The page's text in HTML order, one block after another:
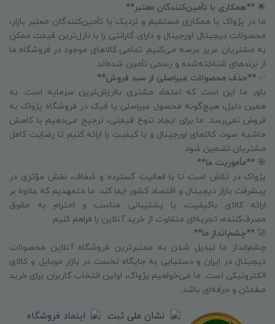
🌟 **همکاری با تأمین‌کنندگان معتبر**
ما در پژواک با همکاری مستقیم و نزدیک با تأمین‌کنندگان معتبر بازار،
محصولات دیجیتال اورجینال و دارای گارانتی را با نازل‌ترین قیمت ممکن
به مشتریان عزیز عرضه می‌کنیم. تمامی کالاهای موجود در فروشگاه ما
از برندهای شناخته‌شده و رسمی تأمین شده‌اند.
✅ **حذف محصولات غیراصلی از سبد فروش**
باور ما این است که اعتماد مشتری باارزش‌ترین سرمایه است. به
همین دلیل، هیچ‌گونه محصول غیراصلی یا فیک در فروشگاه پژواک به
فروش نمی‌رسد. ما برای ایجاد تنوع قیمتی، ترجیح می‌دهیم با کاهش
حاشیه سود، کالاهای اورجینال و با کیفیت را ارائه کنیم تا رضایت کامل
مشتریان تضمین شود.
🎯 **مأموریت ما**
پژواک در تلاش است تا با فعالیت گسترده و شفاف، نقش مؤثری در
پیشرفت بازار دیجیتال و اقتصاد کشور ایفا کند. ما متعهدیم که علاوه بر
ارائه کالای باکیفیت، با پشتیبانی مناسب و احترام به حقوق
مصرف‌کننده، تجربه‌ای متفاوت از خرید آنلاین را فراهم کنیم.
🚀 **چشم‌انداز ما**
چشم‌انداز ما تبدیل شدن به معتبرترین فروشگاه آنلاین محصولات
دیجیتال در ایران و دستیابی به جایگاه نخست در بازار موبایل و کالای
الکترونیکی است. ما می‌خواهیم پژواک، اولین انتخاب کاربران برای خرید
مطمئن و حرفه‌ای باشد.